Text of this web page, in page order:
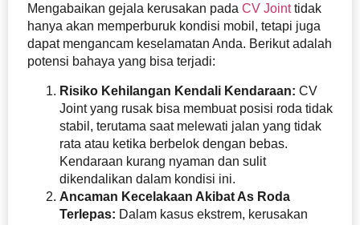
Mengabaikan gejala kerusakan pada CV Jointtidak
hanya akan memperburuk kondisi mobil, tetapi juga
dapat mengancam keselamatan Anda. Berikut adalah
potensi bahaya yang bisa terjadi:
Risiko Kehilangan Kendali Kendaraan: CV
Joint yang rusak bisa membuat posisi roda tidak
stabil, terutama saat melewati jalan yang tidak
rata atau ketika berbelok dengan bebas.
Kendaraan kurang nyaman dan sulit
dikendalikan dalam kondisi ini.
Ancaman Kecelakaan Akibat As Roda
Terlepas: Dalam kasus ekstrem, kerusakan